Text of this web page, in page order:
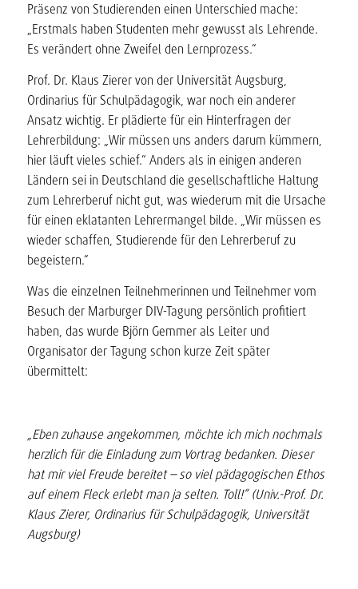
Präsenz von Studierenden einen Unterschied mache:
„Erstmals haben Studenten mehr gewusst als Lehrende.
Es verändert ohne Zweifel den Lernprozess.“
Prof. Dr. Klaus Zierer von der Universität Augsburg,
Ordinarius für Schulpädagogik, war noch ein anderer
Ansatz wichtig. Er plädierte für ein Hinterfragen der
Lehrerbildung: „Wir müssen uns anders darum kümmern,
hier läuft vieles schief.“ Anders als in einigen anderen
Ländern sei in Deutschland die gesellschaftliche Haltung
zum Lehrerberuf nicht gut, was wiederum mit die Ursache
für einen eklatanten Lehrermangel bilde. „Wir müssen es
wieder schaffen, Studierende für den Lehrerberuf zu
begeistern.“
Was die einzelnen Teilnehmerinnen und Teilnehmer vom
Besuch der Marburger DIV-Tagung persönlich profitiert
haben, das wurde Björn Gemmer als Leiter und
Organisator der Tagung schon kurze Zeit später
übermittelt:
„Eben zuhause angekommen, möchte ich mich nochmals
herzlich für die Einladung zum Vortrag bedanken. Dieser
hat mir viel Freude bereitet – so viel pädagogischen Ethos
auf einem Fleck erlebt man ja selten. Toll!“ (Univ.-Prof. Dr.
Klaus Zierer, Ordinarius für Schulpädagogik, Universität
Augsburg)